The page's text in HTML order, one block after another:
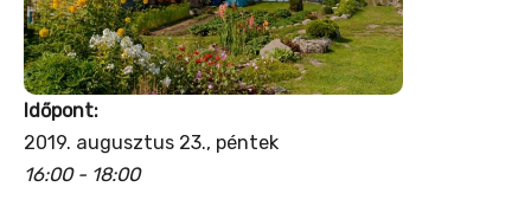
Időpont:
2019. augusztus 23., péntek
16:00 - 18:00